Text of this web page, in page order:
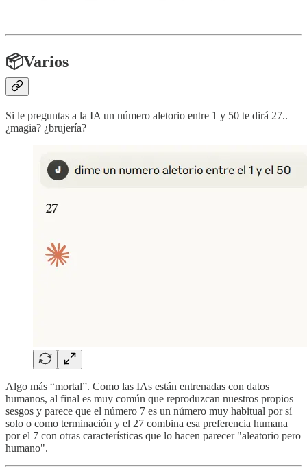
📦Varios
Si le preguntas a la IA un número aletorio entre 1 y 50 te dirá 27..
¿magia? ¿brujería?
Algo más “mortal”. Como las IAs están entrenadas con datos
humanos, al final es muy común que reproduzcan nuestros propios
sesgos y parece que el número 7 es un número muy habitual por sí
solo o como terminación y el 27 combina esa preferencia humana
por el 7 con otras características que lo hacen parecer "aleatorio pero
humano".